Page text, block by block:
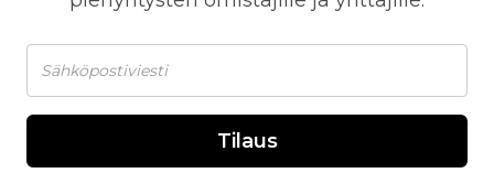
Tilaus